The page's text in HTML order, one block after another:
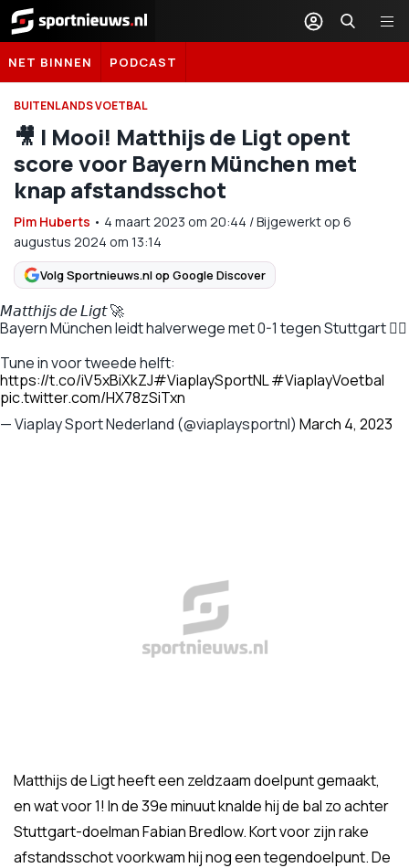
Sportnieuws.nl
NET BINNEN PODCAST
BUITENLANDS VOETBAL
🎥 | Mooi! Matthijs de Ligt opent
score voor Bayern München met
knap afstandsschot
Pim Huberts • 4 maart 2023 om 20:44 /Bijgewerkt op 6
augustus 2024 om 13:14
Volg Sportnieuws.nl op Google Discover
𝘔𝘢𝘵𝘵𝘩𝘪𝘫𝘴 𝘥𝘦 𝘓𝘪𝘨𝘵 🚀
Bayern München leidt halverwege met 0-1 tegen Stuttgart 👌🏼
Tune in voor tweede helft:
https://t.co/iV5xBiXkZJ#ViaplaySportNL#ViaplayVoetbal
pic.twitter.com/HX78zSiTxn
— Viaplay Sport Nederland (@viaplaysportnl) March 4, 2023
Matthijs de Ligt heeft een zeldzaam doelpunt gemaakt,
en wat voor 1! In de 39e minuut knalde hij de bal zo achter
Stuttgart-doelman Fabian Bredlow. Kort voor zijn rake
afstandsschot voorkwam hij nog een tegendoelpunt. De